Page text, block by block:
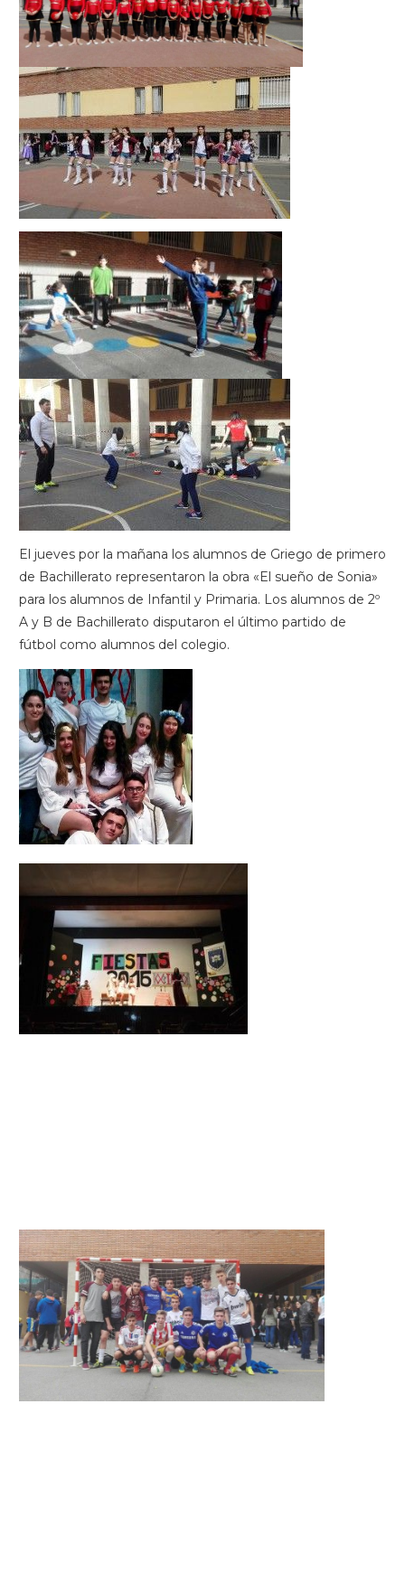
El jueves por la mañana los alumnos de Griego de primero
de Bachillerato representaron la obra «El sueño de Sonia»
para los alumnos de Infantil y Primaria. Los alumnos de 2º
A y B de Bachillerato disputaron el último partido de
fútbol como alumnos del colegio.